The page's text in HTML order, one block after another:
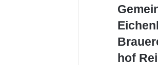
Region
Gemeinde
hof